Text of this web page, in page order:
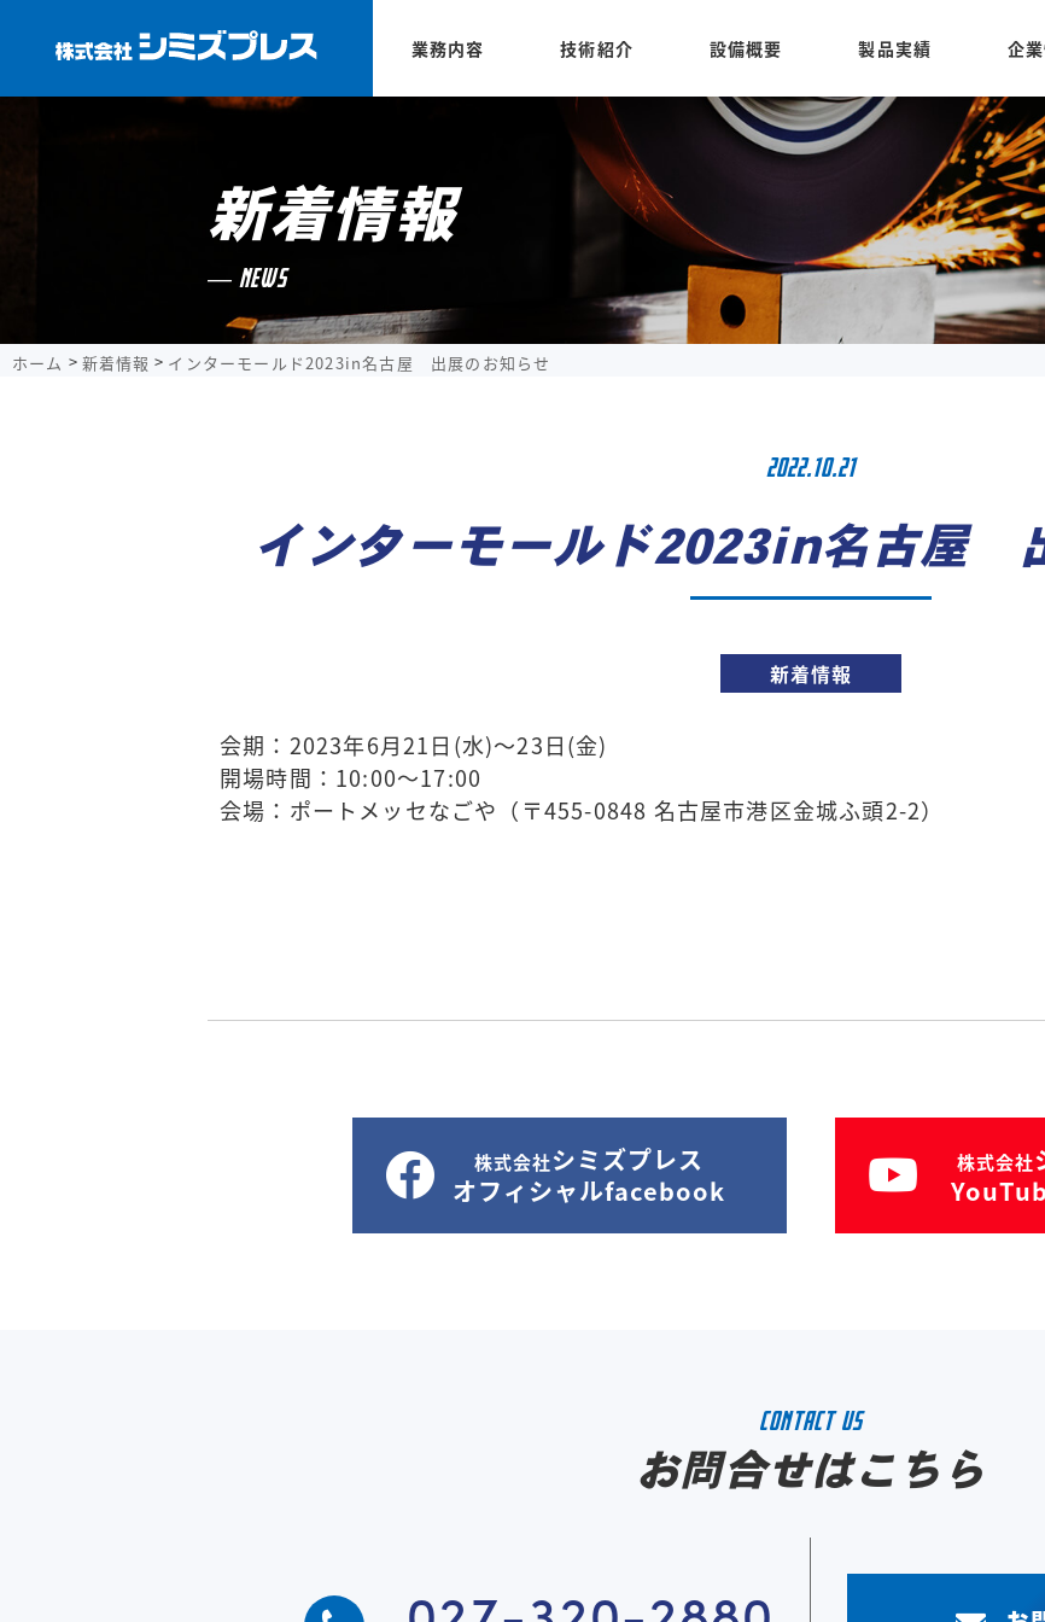
業務内容 技術紹介 設備概要 製品実績 企
新着情報
NEWS
ホーム 新着情報 インターモールド2023in名古屋 出展のお知らせ
2022.10.21
インターモールド2023in名古屋
新着情報
会期：2023年6月21日(水)～23日(金)
開場時間：10:00～17:00
会場：ポートメッセなごや（〒455-0848 名古屋市港区金城ふ頭2-2）
株式会社シミズプレス
オフィシャルfacebook
株式会社
CONTACT US
お問合せはこちら